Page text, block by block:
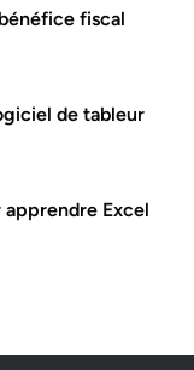
fiscal
de tableur
Excel